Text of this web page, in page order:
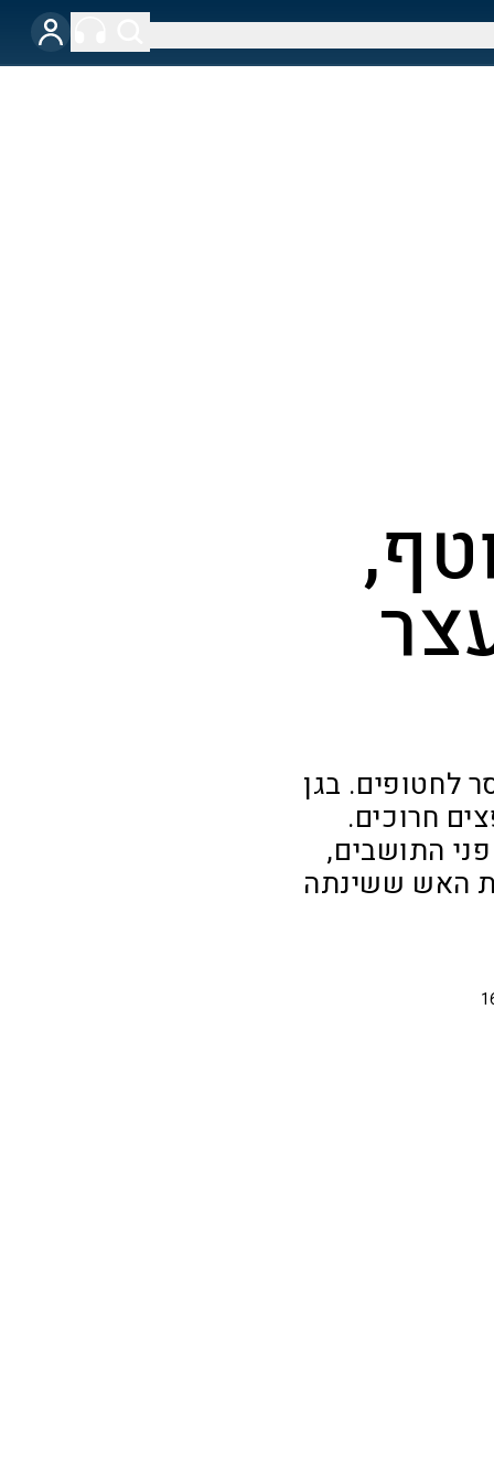
לחטופים. בגן
חרוכים.
התושבים,
אחרי סופת האש ששינתה